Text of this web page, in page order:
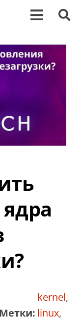
Метки:
kernel,
linux,